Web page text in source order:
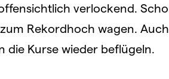
verlockend.
Rekordhoch wagen.
die Kurse wieder beflügeln.